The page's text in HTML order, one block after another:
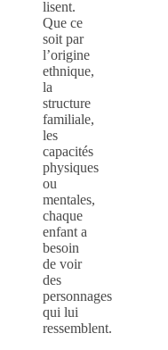
lisent.
Que ce
soit par
l’origine
ethnique,
la
structure
familiale,
les
capacités
physiques
ou
mentales,
chaque
enfant a
besoin
de voir
des
personnages
qui lui
ressemblent.